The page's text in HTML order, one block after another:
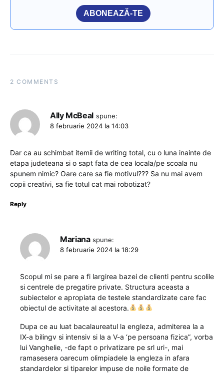
ABONEAZĂ-TE
2 COMMENTS
Ally McBeal spune:
8 februarie 2024 la 14:03
Dar ca au schimbat itemii de writing total, cu o luna inainte de
etapa judeteana si o sapt fata de cea locala/pe scoala nu
spunem nimic? Oare care sa fie motivul??? Sa nu mai avem
copii creativi, sa fie totul cat mai robotizat?
Reply
Mariana spune:
8 februarie 2024 la 18:29
Scopul mi se pare a fi largirea bazei de clienti pentru scolile
si centrele de pregatire private. Structura aceasta a
subiectelor e apropiata de testele standardizate care fac
obiectul de activitate al acestora.
Dupa ce au luat bacalaureatul la engleza, admiterea la a
IX-a bilingv si intensiv si la a V-a ‘pe persoana fizica”, vorba
lui Vanghelie, -de fapt o privatizare pe srl uri-, mai
ramasesera oarecum olimpiadele la engleza in afara
standardelor si tiparelor impuse de noile formate de